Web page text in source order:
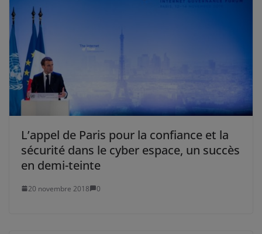
L’appel de Paris pour la confiance et la
sécurité dans le cyber espace, un succès
en demi-teinte
20 novembre 2018 0